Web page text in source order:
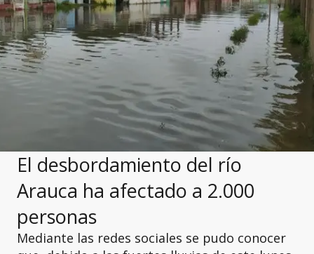
El desbordamiento del río
Arauca ha afectado a 2.000
personas
Mediante las redes sociales se pudo conocer